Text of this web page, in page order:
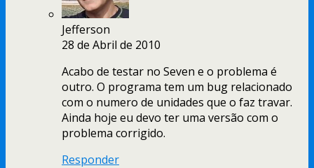
Jefferson
28 de Abril de 2010
Acabo de testar no Seven e o problema é
outro. O programa tem um bug relacionado
com o numero de unidades que o faz travar.
Ainda hoje eu devo ter uma versão com o
problema corrigido.
Responder